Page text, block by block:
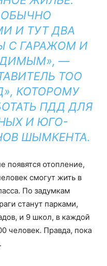
И ТУТ ДВА
С ГАРАЖОМ И
—
ТОО
КОТОРОМУ
ПДД ДЛЯ
И ЮГО-
ШЫМКЕНТА.
появятся отопление,
смогут жить в
По задумкам
станут парками,
и 9 школ, в каждой
человек. Правда, пока